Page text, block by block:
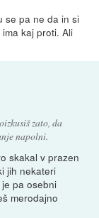
se pa ne da in si
kaj proti. Ali
zato, da
napolni.
skakal v prazen
jih nekateri
pa osebni
merodajno